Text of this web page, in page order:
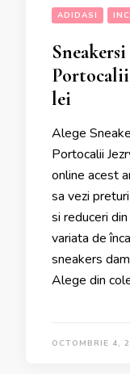
ADIDASI
Portocalii
lei
Alege
Portocalii
online acest
sa vezi
si reduceri
variata de
sneakers
Alege din
OCTOMBRIE 4,